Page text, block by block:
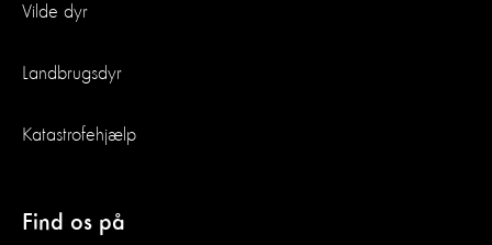
Vilde dyr
Landbrugsdyr
Katastrofehjælp
Find os på